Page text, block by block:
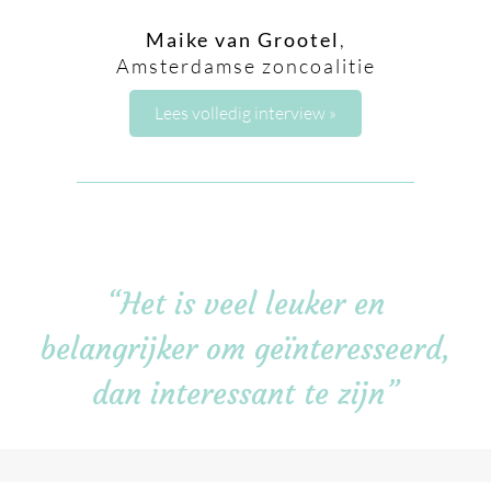
Maike van Grootel,
Amsterdamse zoncoalitie
Lees volledig interview »
“Het is veel leuker en
belangrijker om geïnteresseerd,
dan interessant te zijn”